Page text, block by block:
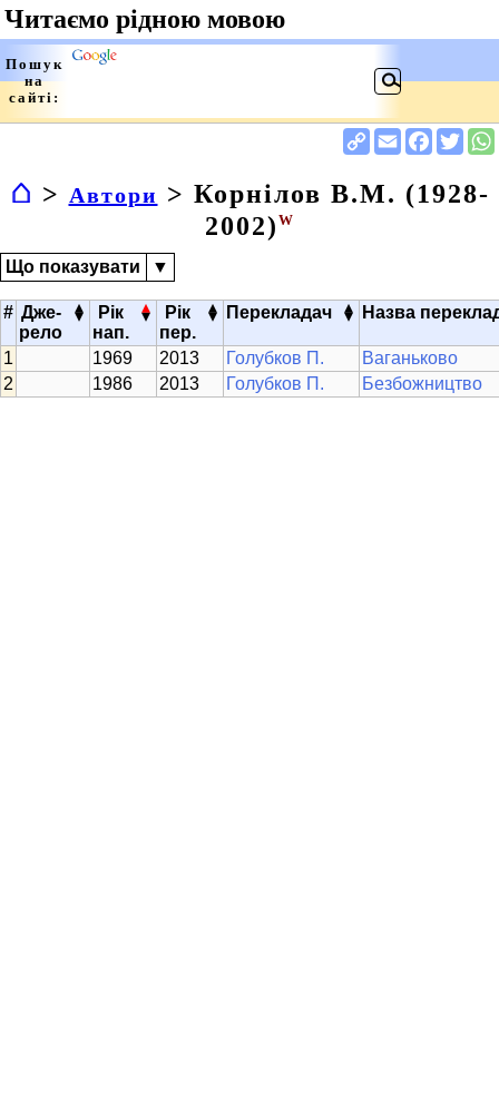
⌂ > Автори > Корнілов В.М. (1928-
2002) W
Що показувати ▼
# Дже-
рело
▴
▾
Рік
нап.
▴
▾
Рік
пер.
▴
▾ Перекладач ▴
▾ Назва
1969 2013 Голубков П.
Ваганьково
1986
2013 Голубков П. Безбожництво